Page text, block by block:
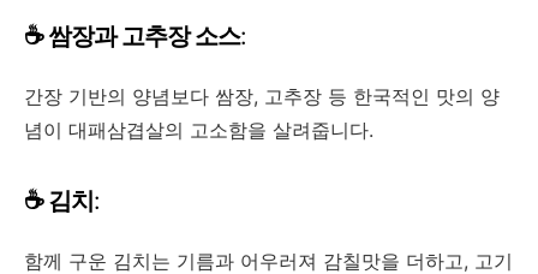
☕ 쌈장과 고추장 소스:
간장 기반의 양념보다 쌈장, 고추장 등 한국적인 맛의 양
념이 대패삼겹살의 고소함을 살려줍니다.
☕ 김치:
함께 구운 김치는 기름과 어우러져 감칠맛을 더하고, 고기